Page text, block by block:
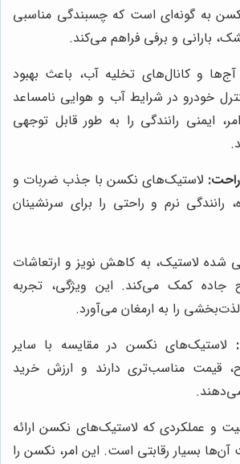
به گونه‌ای است که چسبندگی مناسبی
بارانی و برفی فراهم می‌کند.
و کانال‌های تخلیه آب، باعث بهبود
خودرو در شرایط آب و هوایی نامساعد
ایمنی رانندگی را به طور قابل توجهی
لاستیک‌های نکسن با جذب ضربات و
رانندگی نرم و راحتی را برای سرنشینان
شده لاستیک، به کاهش نویز و ارتعاشات
جاده کمک می‌کند. این ویژگی، تجربه
لذت‌بخشی را به ارمغان می‌آورد.
لاستیک‌های نکسن در مقایسه با سایر
قیمت مناسب‌تری دارند و ارزش خرید
می‌دهند.
و عملکردی که لاستیک‌های نکسن ارائه
بسیار رقابتی است. این امر، نکسن را